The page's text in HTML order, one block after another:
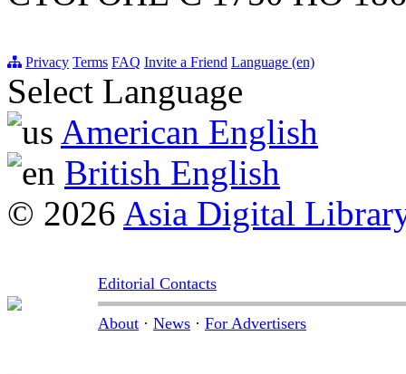
Privacy Terms FAQ Invite a Friend Language (en)
Select Language
American English
British English
© 2026 Asia Digital
Editorial Contacts
About · News · For Advertisers